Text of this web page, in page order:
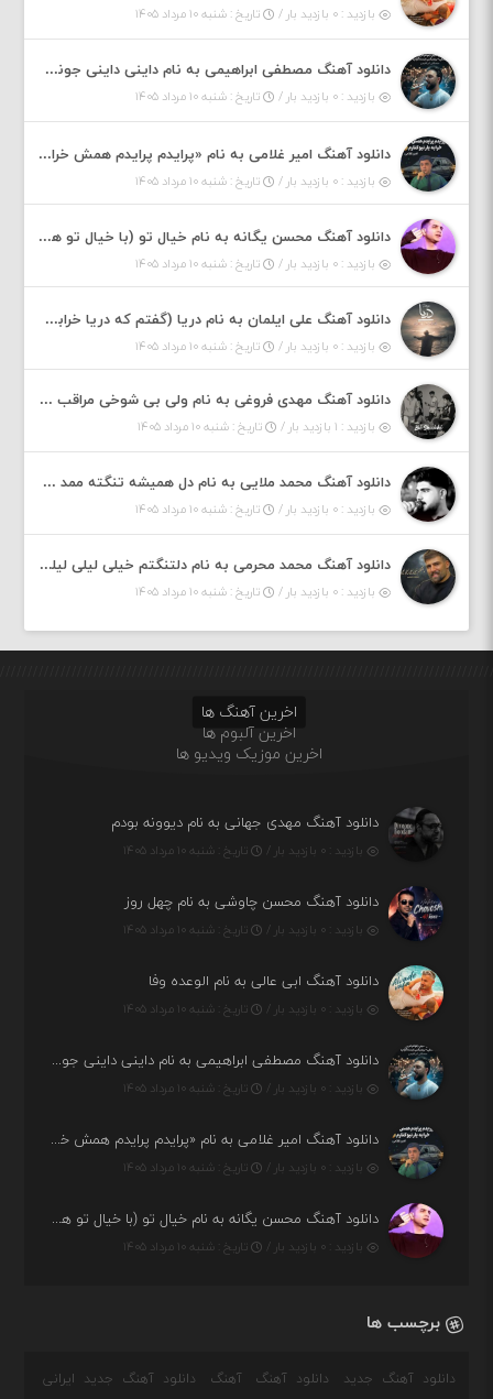
بازدید : ۰ بازدید بار / تاریخ : شنبه ۱۰ مرداد ۱۴۰۵
دانلود آهنگ مصطفی ابراهیمی به نام داینی داینی جونم قربون پنج تیر پرونم
بازدید : ۰ بازدید بار / تاریخ : شنبه ۱۰ مرداد ۱۴۰۵
دانلود آهنگ امیر غلامی به نام «پرایدم پرایدم همش خرابه یار نیو کنارم دیگه پولی نداروم (ریمیکس اینستاگرام)»
بازدید : ۰ بازدید بار / تاریخ : شنبه ۱۰ مرداد ۱۴۰۵
دانلود آهنگ محسن یگانه به نام خیال تو (با خیال تو هنوزم مثل هر روز و همیشه ریمیکس)
بازدید : ۰ بازدید بار / تاریخ : شنبه ۱۰ مرداد ۱۴۰۵
دانلود آهنگ علی ایلمان به نام دریا (گفتم که دریا خرابه نمه بارونه لب شط و نبین)
بازدید : ۰ بازدید بار / تاریخ : شنبه ۱۰ مرداد ۱۴۰۵
دانلود آهنگ مهدی فروغی به نام ولی بی شوخی مراقب من باش
بازدید : ۱ بازدید بار / تاریخ : شنبه ۱۰ مرداد ۱۴۰۵
دانلود آهنگ محمد ملایی به نام دل همیشه تنگته ممد کله ونگته
بازدید : ۰ بازدید بار / تاریخ : شنبه ۱۰ مرداد ۱۴۰۵
دانلود آهنگ محمد محرمی به نام دلتنگتم خیلی لیلی لیلی لیلی تو که نباشی پیش من به زندگی میلی
بازدید : ۰ بازدید بار / تاریخ : شنبه ۱۰ مرداد ۱۴۰۵
اخرین آهنگ ها
اخرین آلبوم ها
اخرین موزیک ویدیو ها
دانلود آهنگ مهدی جهانی به نام دیوونه بودم
بازدید : ۰ بازدید بار / تاریخ : شنبه ۱۰ مرداد ۱۴۰۵
دانلود آهنگ محسن چاوشی به نام چهل روز
بازدید : ۰ بازدید بار / تاریخ : شنبه ۱۰ مرداد ۱۴۰۵
دانلود آهنگ ابی عالی به نام الوعده وفا
بازدید : ۰ بازدید بار / تاریخ : شنبه ۱۰ مرداد ۱۴۰۵
دانلود آهنگ مصطفی ابراهیمی به نام داینی داینی جونم قربون پنج تیر پرونم
بازدید : ۰ بازدید بار / تاریخ : شنبه ۱۰ مرداد ۱۴۰۵
دانلود آهنگ امیر غلامی به نام «پرایدم پرایدم همش خرابه یار نیو کنارم دیگه پولی نداروم (ریمیکس اینستاگرام)»
بازدید : ۰ بازدید بار / تاریخ : شنبه ۱۰ مرداد ۱۴۰۵
دانلود آهنگ محسن یگانه به نام خیال تو (با خیال تو هنوزم مثل هر روز و همیشه ریمیکس)
بازدید : ۰ بازدید بار / تاریخ : شنبه ۱۰ مرداد ۱۴۰۵
برچسب ها
دانلود آهنگ جدید دانلود آهنگ آهنگ دانلود آهنگ جدید ایرانی